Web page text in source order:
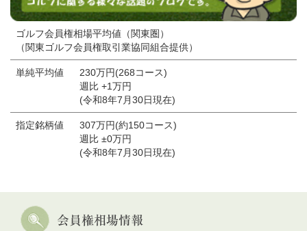
ゴルフ会員権相場平均値（関東圏）
（関東ゴルフ会員権取引業協同組合提供）
単純平均値
230万円(268コース)
週比 +1万円
(令和8年7月30日現在)
指定銘柄値
307万円(約150コース)
週比 ±0万円
(令和8年7月30日現在)